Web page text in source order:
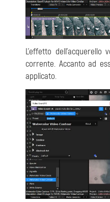
L'effetto dell'acquerello
corrente. Accanto ad
applicato.